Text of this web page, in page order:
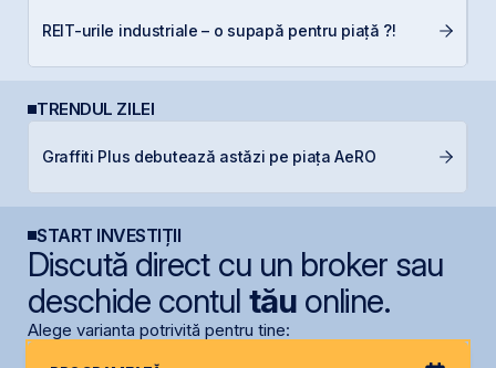
REIT-urile industriale – o supapă pentru piață ?!
TRENDUL ZILEI
Graffiti Plus debutează astăzi pe piața AeRO
START INVESTIȚII
Discută direct cu un broker sau
deschide contul tăuonline.
Alege varianta potrivită pentru tine: